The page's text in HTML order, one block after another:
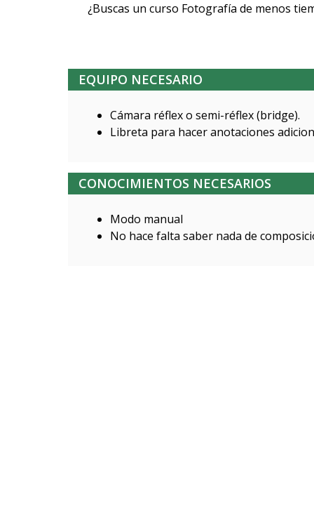
¿Buscas un curso Fotografía de menos
EQUIPO NECESARIO
Cámara réflex o semi-réflex (bridge).
Libreta para hacer anotaciones
CONOCIMIENTOS NECESARIOS
Modo manual
No hace falta saber nada de